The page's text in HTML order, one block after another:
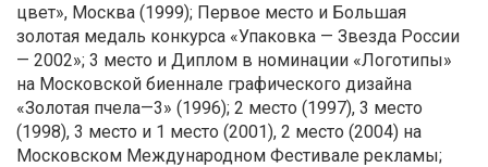
цвет», Москва (1999); Первое место и Большая
золотая медаль конкурса «Упаковка — Звезда России
— 2002»; 3 место и Диплом в номинации «Логотипы»
на Московской биеннале графического дизайна
«Золотая пчела—3» (1996); 2 место (1997), 3 место
(1998), 3 место и 1 место (2001), 2 место (2004) на
Московском Международном Фестивале рекламы;